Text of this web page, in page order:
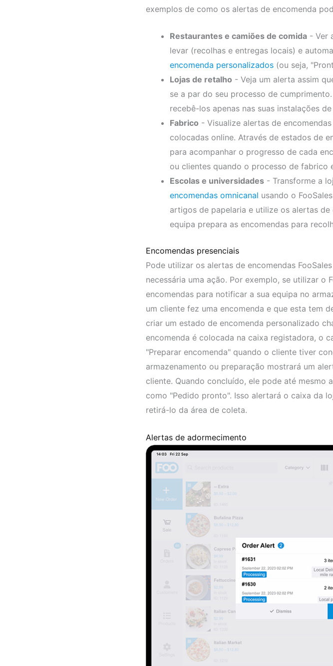
exemplos de como os alertas de encomenda
Restaurantes e camiões de comida - Ver
levar (recolhas e entregas locais) e
encomenda personalizados (ou seja,
Lojas de retalho - Veja um alerta assim
se a par do seu processo de
recebê-los apenas nas suas instalações
Fabrico - Visualize alertas de
colocadas online. Através de estados de
para acompanhar o progresso de cada
ou clientes quando o processo de fabrico
Escolas e universidades - Transforme a
encomendas omnicanal usando o
artigos de papelaria e utilize os alertas de
equipa prepara as encomendas para
Encomendas presenciais
Pode utilizar os alertas de encomendas
necessária uma ação. Por exemplo, se utilizar o
encomendas para notificar a sua equipa no
um cliente fez uma encomenda e que esta tem
criar um estado de encomenda personalizado
encomenda é colocada na caixa registadora, o
"Preparar encomenda" quando o cliente tiver
armazenamento ou preparação mostrará um
cliente. Quando concluído, ele pode até
como "Pedido pronto". Isso alertará o caixa da
retirá-lo da área de coleta.
Alertas de adormecimento